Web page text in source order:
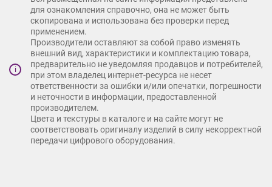
Пропуск для кабеля AQидеально подходит для офисных
столов, кухонной мебели, домашних рабочих зон.
i
для ознакомления справочно, она не может быть
скопирована и использована без проверки перед
применением.
Производители оставляют за собой право изменять
внешний вид, характеристики и комплектацию товара,
предварительно не уведомляя продавцов и потребителей,
при этом владелец интернет-ресурса не несет
ответственности за ошибки и/или опечатки, погрешности
и неточности в информации, предоставленной
производителем.
Цвета и текстуры в каталоге и на сайте могут не
соответствовать оригиналу изделий в силу некорректной
передачи цифрового оборудования.